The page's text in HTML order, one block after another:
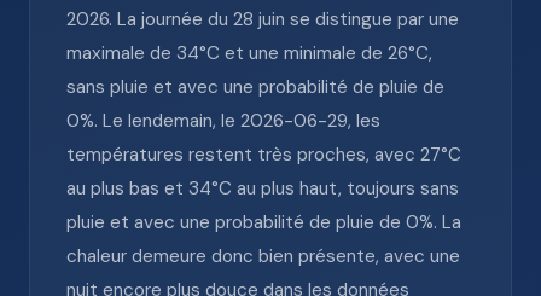
2026. La journée du 28 juin se distingue par une
maximale de 34°C et une minimale de 26°C,
sans pluie et avec une probabilité de pluie de
0%. Le lendemain, le 2026-06-29, les
températures restent très proches, avec 27°C
au plus bas et 34°C au plus haut, toujours sans
pluie et avec une probabilité de pluie de 0%. La
chaleur demeure donc bien présente, avec une
nuit encore plus douce dans les données